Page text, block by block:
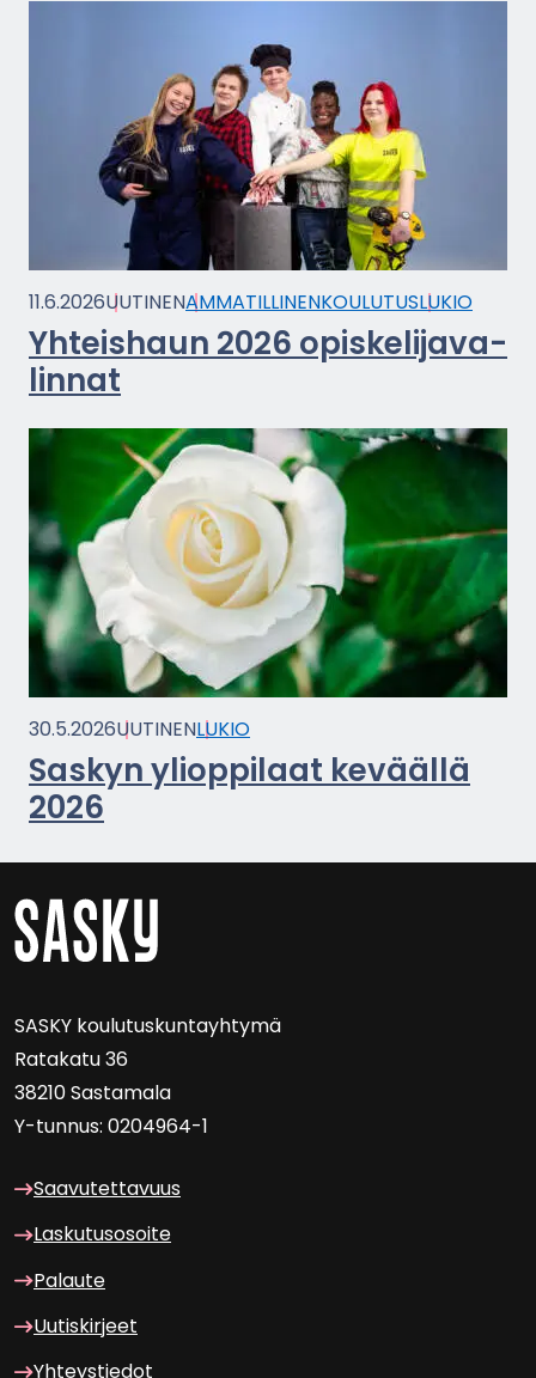
11.6.2026UU­TI­NENAM­MA­TIL­LI­NEN­KOU­LU­TUSLUKIO
Yh­teis­haun 2026 opis­ke­li­ja­va­
lin­nat
30.5.2026UU­TI­NENLUKIO
Sas­kyn yli­op­pi­laat ke­vääl­lä
2026
SASKY kou­lu­tus­kun­tayh­ty­mä
Ra­ta­ka­tu 36
38210 Sas­ta­ma­la
Y-​tunnus: 0204964-1
Saa­vu­tet­ta­vuus
Las­ku­tuso­soi­te
Pa­lau­te
Uu­tis­kir­jeet
Yh­teys­tie­dot